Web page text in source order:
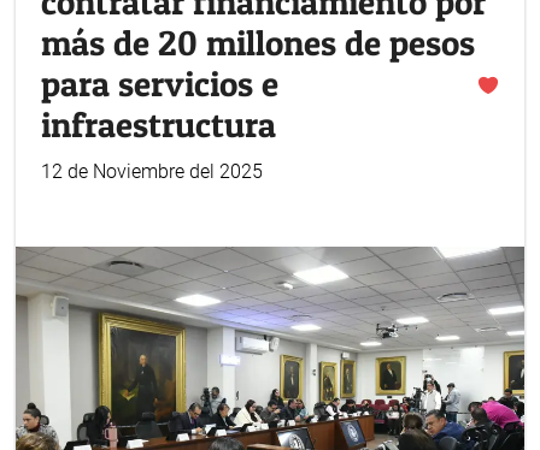
más de 20 millones de pesos
para servicios e
infraestructura
12 de Noviembre del 2025